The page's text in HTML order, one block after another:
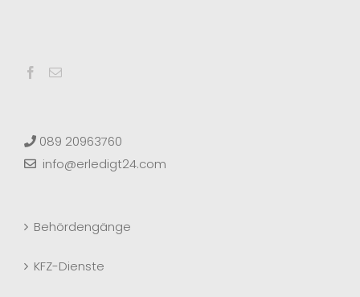
089 20963760
info@erledigt24.com
Behördengänge
KFZ-Dienste